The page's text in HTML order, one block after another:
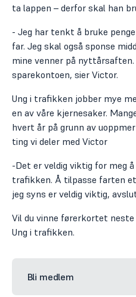
ta lappen – derfor skal han
- Jeg har tenkt å bruke
far. Jeg skal også sponse
mine venner på
sparekontoen, sier Victor.
Ung i trafikken jobber mye
en av våre kjernesaker.
hvert år på grunn av
ting vi deler med Victor
-Det er veldig viktig for meg
trafikken. Å tilpasse farten
jeg syns er veldig viktig,
Vil du vinne førerkortet neste
Ung i trafikken.
Bli medlem
Mening:
Trafikken
er
Skrt